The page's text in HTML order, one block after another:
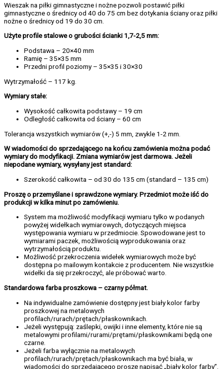
Wieszak na piłki gimnastyczne i nożne pozwoli postawić piłki
gimnastyczne o średnicy od 40 do 75 cm bez dotykania ściany oraz piłki
nożne o średnicy od 19 do 30 cm.
Użyte profile stalowe o grubości ścianki 1,7-2,5 mm:
Podstawa – 20×40 mm
Ramię – 35×35 mm
Przedni profil poziomy – 35×35 i 30×30
Wytrzymałość – 117 kg.
Wymiary stałe:
Wysokość całkowita podstawy – 19 cm
Odległość całkowita od ściany – 60 cm
Tolerancja wszystkich wymiarów (+,-) 5 mm, zwykle 1-2 mm.
W wiadomości do sprzedającego na końcu zamówienia można podać
wymiary do modyfikacji. Zmiana wymiarów jest darmowa. Jeżeli
niepodane wymiary, wysyłany jest standard:
Szerokość całkowita – od 30 do 135 cm (standard – 135 cm)
Proszę o przemyślane i sprawdzone wymiary. Przedmiot może iść do
produkcji w kilka minut po zamówieniu.
System ma możliwość modyfikacji wymiaru tylko w podanych
powyżej widełkach wymiarowych, dotyczących miejsca
występowania wymiaru w przedmiocie. Spowodowane jest to
wymiarami paczek, możliwością wyprodukowania oraz
wytrzymałością produktu.
Możliwość przekroczenia widełek wymiarowych może być
dostępna po mailowym kontakcie z producentem. Nie wszystkie
widełki da się przekroczyć, ale próbować warto.
Standardowa farba proszkowa – czarny półmat.
Na indywidualne zamówienie dostępny jest biały kolor farby
proszkowej na metalowych
profilach/rurach/prętach/płaskownikach.
Jeżeli występują: zaślepki, owijki i inne elementy, które nie są
metalowymi profilami/rurami/prętami/płaskownikami będą one
czarne.
Jeżeli farba wyłącznie na metalowych
profilach/rurach/prętach/płaskownikach ma być biała, w
wiadomości do sprzedającego proszę napisać „biały kolor farby”.